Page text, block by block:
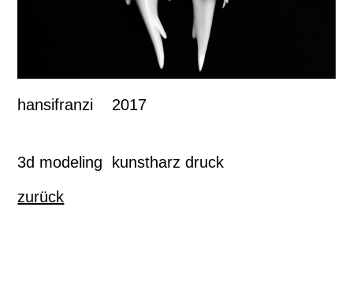
hansifranzi 2017
3d modeling kunstharz druck
zurück